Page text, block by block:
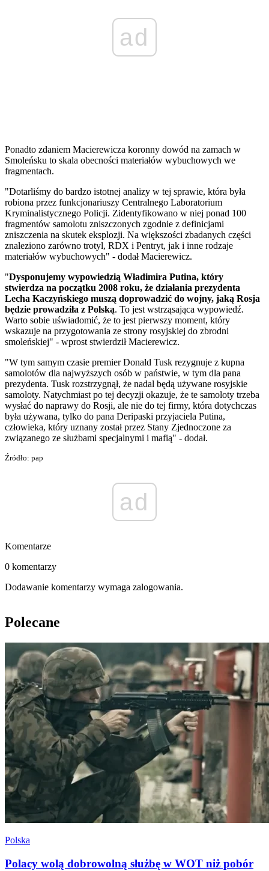
ad
Ponadto zdaniem Macierewicza koronny dowód na zamach w
Smoleńsku to skala obecności materiałów wybuchowych we
fragmentach.
"Dotarliśmy do bardzo istotnej analizy w tej sprawie, która była
robiona przez funkcjonariuszy Centralnego Laboratorium
Kryminalistycznego Policji. Zidentyfikowano w niej ponad 100
fragmentów samolotu zniszczonych zgodnie z definicjami
zniszczenia na skutek eksplozji. Na większości zbadanych części
znaleziono zarówno trotyl, RDX i Pentryt, jak i inne rodzaje
materiałów wybuchowych" - dodał Macierewicz.
"Dysponujemy wypowiedzią Władimira Putina, który
stwierdza na początku 2008 roku, że działania prezydenta
Lecha Kaczyńskiego muszą doprowadzić do wojny, jaką Rosja
będzie prowadziła z Polską. To jest wstrząsająca wypowiedź.
Warto sobie uświadomić, że to jest pierwszy moment, który
wskazuje na przygotowania ze strony rosyjskiej do zbrodni
smoleńskiej" - wprost stwierdził Macierewicz.
"W tym samym czasie premier Donald Tusk rezygnuje z kupna
samolotów dla najwyższych osób w państwie, w tym dla pana
prezydenta. Tusk rozstrzygnął, że nadal będą używane rosyjskie
samoloty. Natychmiast po tej decyzji okazuje, że te samoloty trzeba
wysłać do naprawy do Rosji, ale nie do tej firmy, która dotychczas
była używana, tylko do pana Deripaski przyjaciela Putina,
człowieka, który uznany został przez Stany Zjednoczone za
związanego ze służbami specjalnymi i mafią" - dodał.
Źródło: pap
ad
Komentarze
0 komentarzy
Dodawanie komentarzy wymaga zalogowania.
Polecane
Polska
Polacy wolą dobrowolną służbę w WOT niż pobór